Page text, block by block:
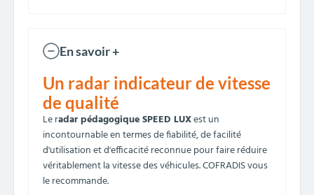
En savoir +
Un radar indicateur de vitesse
de qualité
Le radar pédagogique SPEED LUXest un
incontournable en termes de fiabilité, de facilité
d'utilisation et d'efficacité reconnue pour faire réduire
véritablement la vitesse des véhicules. COFRADIS vous
le recommande.